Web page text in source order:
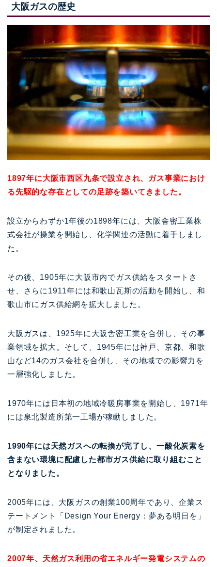
大阪ガスの歴史
1897年に大阪市西区九条で設立され、ガス事業におけ
る先駆的な存在としての足跡を築いてきました。
設立からわずか1年後の1898年には、大阪舎密工業株
式会社が操業を開始し、化学関連の活動に着手しまし
た。
その後、1905年に大阪市内でガス供給をスタートさ
せ、さらに1911年には和歌山瓦斯の活動を開始し、和
歌山市にガス供給網を拡大しました。
大阪ガスは、1925年に大阪舎密工業を合併し、その事
業領域を拡大。そして、1945年には神戸、京都、和歌
山など14のガス会社を合併し、その地域での影響力を
一層強化しました。
1970年には日本初の地域冷暖房事業を開始し、1971年
には泉北製造所第一工場が稼動しました。
1990年には天然ガスへの転換が完了し、一酸化炭素を
含まない環境に配慮した都市ガス供給に取り組むこと
となりました。
2005年には、大阪ガスの創業100周年であり、企業ス
テートメント「Design Your Energy：夢ある明日を」
が制定されました。
2007年、天然ガス利用の省エネルギー発電システムの